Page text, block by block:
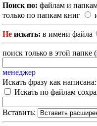
Поиск по: файлам и
только по папкам книг
Не искать: в имени файла
поиск только в этой папке (
менеджер
Искать фразу как написана:
Искать по файлам
Вставить: